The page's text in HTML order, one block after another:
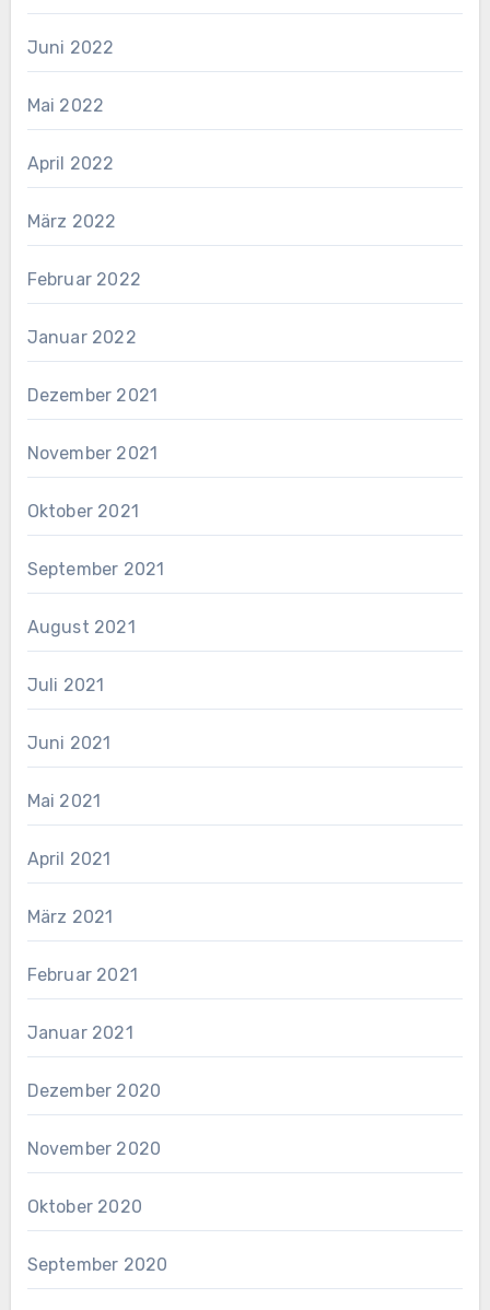
Juni 2022
Mai 2022
April 2022
März 2022
Februar 2022
Januar 2022
Dezember 2021
November 2021
Oktober 2021
September 2021
August 2021
Juli 2021
Juni 2021
Mai 2021
April 2021
März 2021
Februar 2021
Januar 2021
Dezember 2020
November 2020
Oktober 2020
September 2020